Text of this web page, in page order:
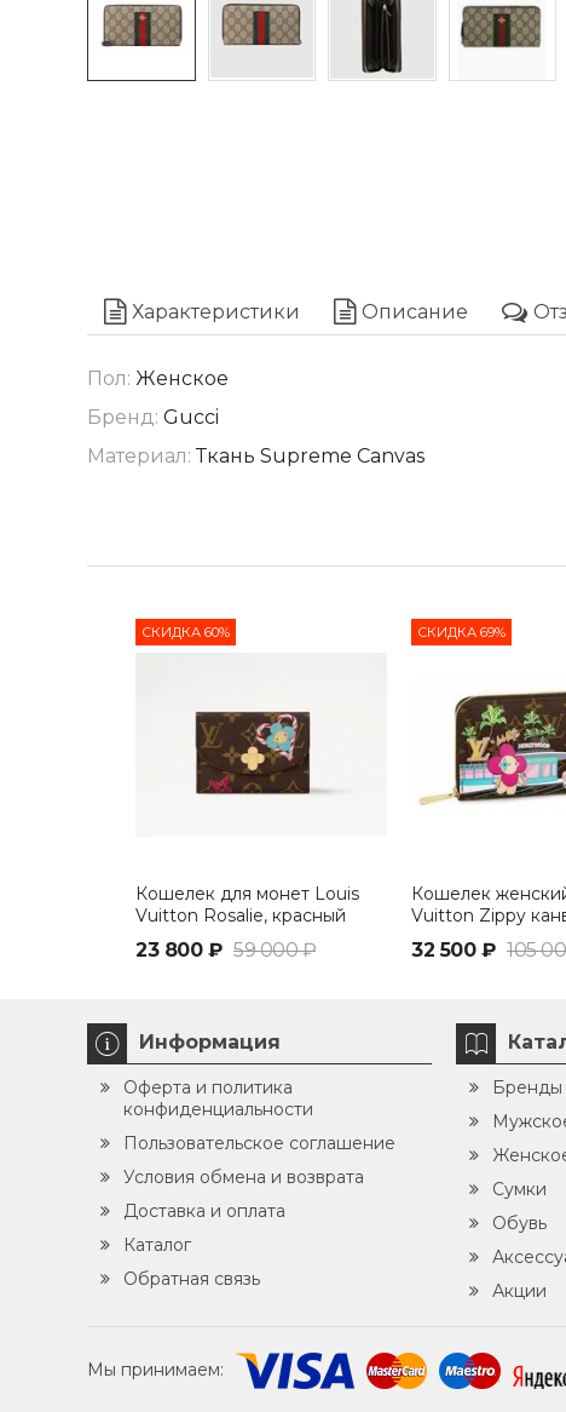
Характеристики Описание
Пол: Женское
Бренд: Gucci
Материал: Ткань Supreme Canvas
СКИДКА 60%
Кошелек для монет Louis
Vuitton Rosalie, красный
23 800 ₽ 59 000 ₽
СКИДКА 69%
Кошелек
Vuitton Zippy
Monogram
вишневый
32 500 ₽ 105
Информация
Оферта и политика
конфиденциальности
Пользовательское соглашение
Условия обмена и возврата
Доставка и оплата
Каталог
Обратная связь
Бренды
Сумки
Обувь
Акции
Мы принимаем: